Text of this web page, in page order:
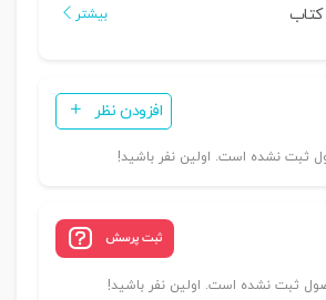
بیشتر
افزودن نظر
ثبت نشده است. اولین نفر باشید!
ثبت پرسش
ثبت نشده است. اولین نفر باشید!